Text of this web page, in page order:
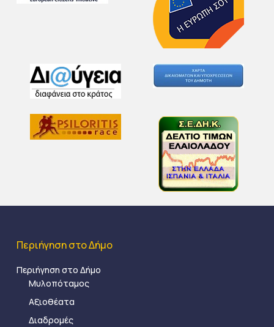
Περιήγηση στο Δήμο
Περιήγηση στο Δήμο
Μυλοπόταμος
Αξιοθέατα
Διαδρομές